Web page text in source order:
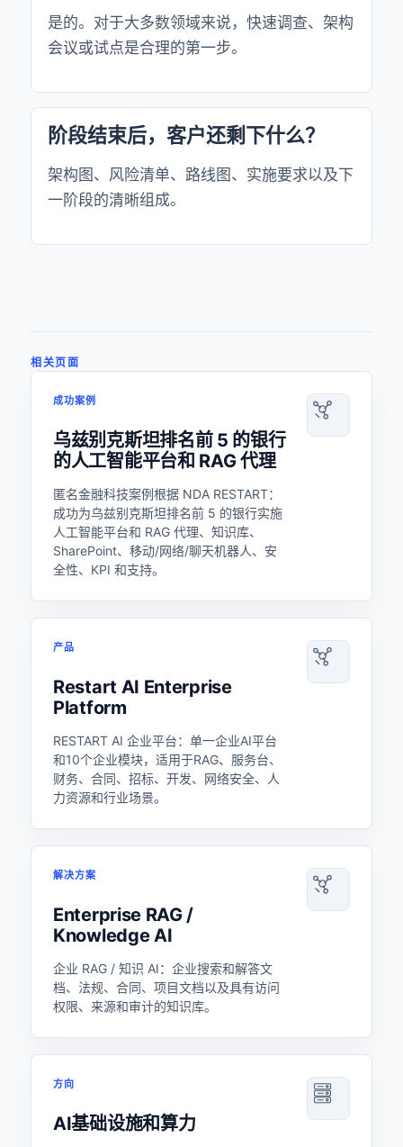
是的。对于大多数领域来说，快速调查、架构
会议或试点是合理的第一步。
阶段结束后，客户还剩下什么？
架构图、风险清单、路线图、实施要求以及下
一阶段的清晰组成。
相关页面
成功案例
乌兹别克斯坦排名前 5 的银行
的人工智能平台和 RAG 代理
匿名金融科技案例根据 NDA RESTART：
成功为乌兹别克斯坦排名前 5 的银行实施
人工智能平台和 RAG 代理、知识库、
SharePoint、移动/网络/聊天机器人、安
全性、KPI 和支持。
产品
Restart AI Enterprise
Platform
RESTART AI 企业平台：单一企业AI平台
和10个企业模块，适用于RAG、服务台、
财务、合同、招标、开发、网络安全、人
力资源和行业场景。
解决方案
Enterprise RAG /
Knowledge AI
企业 RAG / 知识 AI：企业搜索和解答文
档、法规、合同、项目文档以及具有访问
权限、来源和审计的知识库。
方向
AI基础设施和算力